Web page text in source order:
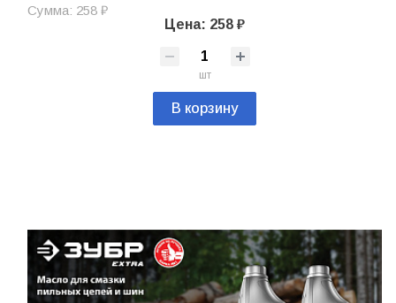
Сумма: 258 ₽
Цена: 258 ₽
шт
В корзину